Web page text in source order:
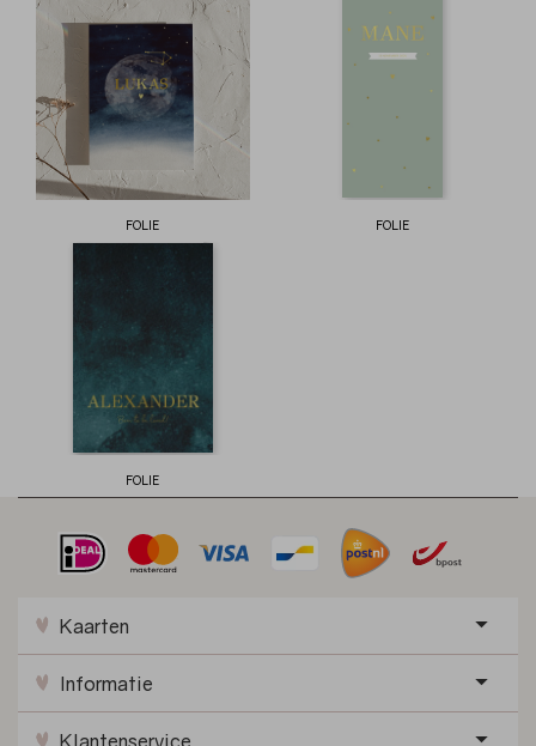
FOLIE FOLIE
FOLIE
Kaarten
Informatie